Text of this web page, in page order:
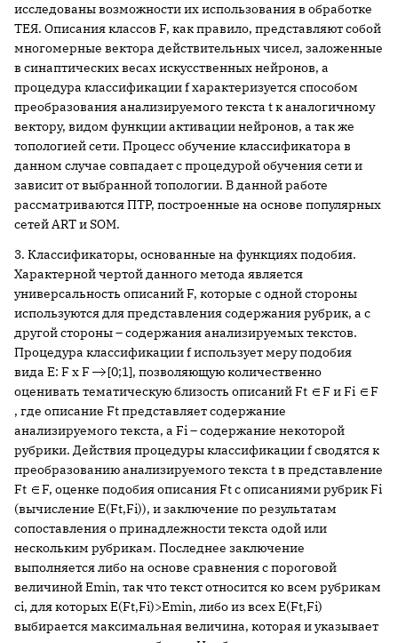
исследованы возможности их использования в обработке
ТЕЯ. Описания классов F, как правило, представляют собой
многомерные вектора действительных чисел, заложенные
в синаптических весах искусственных нейронов, а
процедура классификации f характеризуется способом
преобразования анализируемого текста t к аналогичному
вектору, видом функции активации нейронов, а так же
топологией сети. Процесс обучение классификатора в
данном случае совпадает с процедурой обучения сети и
зависит от выбранной топологии. В данной работе
рассматриваются ПТР, построенные на основе популярных
сетей ART и SOM.
3. Классификаторы, основанные на функциях подобия.
Характерной чертой данного метода является
универсальность описаний F, которые с одной стороны
используются для представления содержания рубрик, а с
другой стороны – содержания анализируемых текстов.
Процедура классификации f использует меру подобия
вида E: F x F
[0;1], позволяющую количественно
оценивать тематическую близость описаний Ft
F и Fi
F
, где описание Ft представляет содержание
анализируемого текста, а Fi – содержание некоторой
рубрики. Действия процедуры классификации f сводятся к
преобразованию анализируемого текста t в представление
Ft
F, оценке подобия описания Ft с описаниями рубрик Fi
(вычисление E(Ft,Fi)), и заключение по результатам
сопоставления о принадлежности текста одой или
нескольким рубрикам. Последнее заключение
выполняется либо на основе сравнения с пороговой
величиной Emin, так что текст относится ко всем рубрикам
ci, для которых E(Ft,Fi)>Emin, либо из всех E(Ft,Fi)
выбирается максимальная величина, которая и указывает